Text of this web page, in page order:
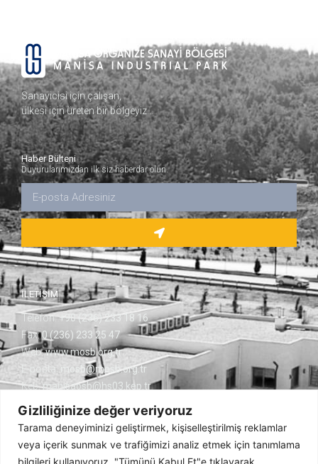
Gizliliğinize değer veriyoruz
Tarama deneyiminizi geliştirmek, kişiselleştirilmiş reklamlar
veya içerik sunmak ve trafiğimizi analiz etmek için tanımlama
bilgileri kullanıyoruz. "Tümünü Kabul Et"e tıklayarak,
Sanayicisi için çalışan,
ülkesi için üreten bir bölgeyiz…
Haber Bülteni
Duyurularımızdan ilk siz haberdar olun.
İLETİŞİM
Telefon:+90 (236) 233 18 16
Fax:0 (236) 233 25 47
Web:www.mosb.org.tr
E-posta: mosb@mosb.org.tr
Kep:manisaosb@hs03.kep.tr
Keçiliköy OSB Mh.
Cumhuriyet Blv. No:14 45030 Yunusemre/MANİSA